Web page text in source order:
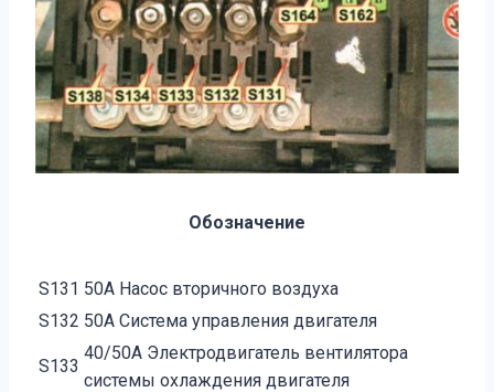
Обозначение
S131 50А Насос вторичного воздуха
S132 50А Система управления двигателя
S133
40/50А Электродвигатель вентилятора
системы охлаждения двигателя